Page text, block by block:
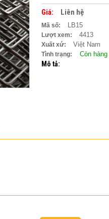
Giá: Liên hệ
Mã số: LB15
Lượt xem: 4413
Xuất xứ: Việt Nam
Tình trạng: Còn hàng
Mô tả: